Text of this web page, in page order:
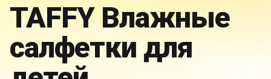
TAFFY Влажные
салфетки для